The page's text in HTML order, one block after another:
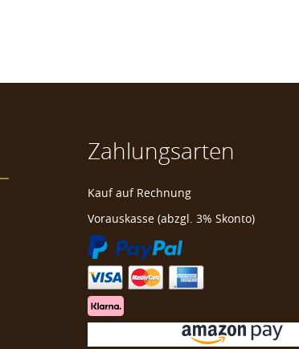
Zahlungsarten
Kauf auf Rechnung
Vorauskasse (abzgl. 3% Skonto)